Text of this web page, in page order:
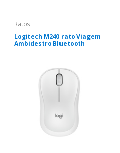
Ratos
Logitech M240 rato Viagem
Ambidestro Bluetooth